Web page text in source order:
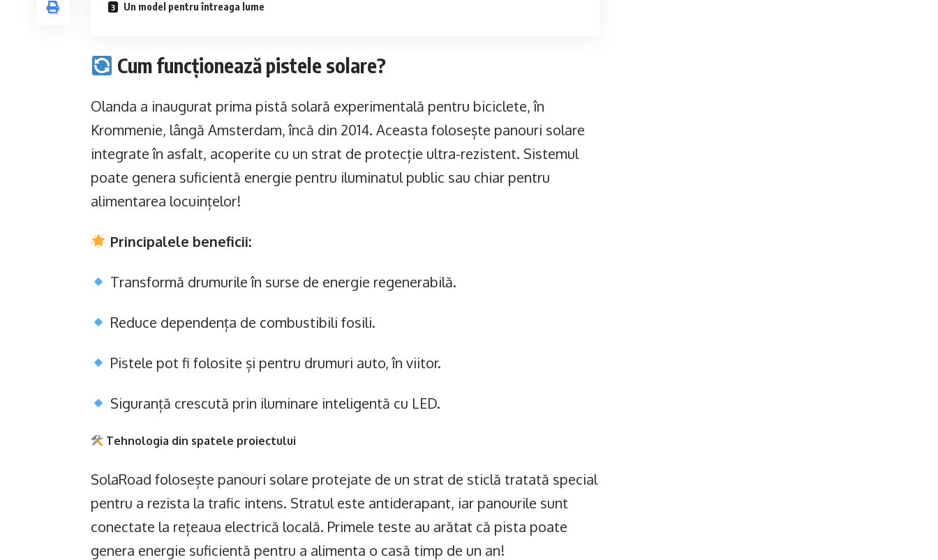
Un model pentru întreaga lume
Cum funcționează pistele solare?
Olanda a inaugurat prima pistă solară experimentală pentru biciclete, în
Krommenie, lângă Amsterdam, încă din 2014. Aceasta folosește panouri solare
integrate în asfalt, acoperite cu un strat de protecție ultra-rezistent. Sistemul
poate genera suficientă energie pentru iluminatul public sau chiar pentru
alimentarea locuințelor!
Principalele beneficii:
Transformă drumurile în surse de energie regenerabilă.
Reduce dependența de combustibili fosili.
Pistele pot fi folosite și pentru drumuri auto, în viitor.
Siguranță crescută prin iluminare inteligentă cu LED.
Tehnologia din spatele proiectului
SolaRoad folosește panouri solare protejate de un strat de sticlă tratată special
pentru a rezista la trafic intens. Stratul este antiderapant, iar panourile sunt
conectate la rețeaua electrică locală. Primele teste au arătat că pista poate
genera energie suficientă pentru a alimenta o casă timp de un an!